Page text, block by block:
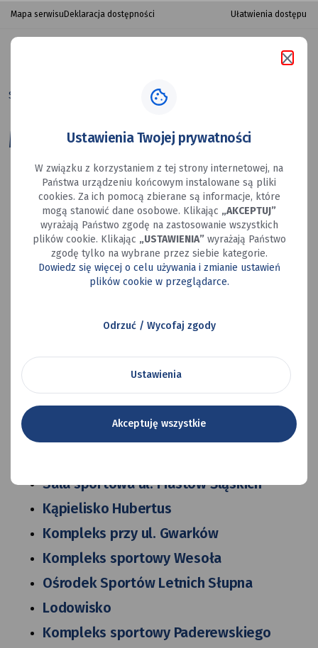
przejdź do nawigacji strony
przejdź do treści strony
przejdź do stopki strony
Mapa
Ośrodek
Sportu
i Rekreacji
w Mysłowicach
Mapa serwisu Deklaracja dostępności Ułatwienia dostępu
Strona główna
Menu główne
Strona Główna
O Nas
Historia MOSiR
Standardy Ochrony Małoletnich
O MOSiR - tekst łatwy do czytania (ETR)
Hala Widowiskowo-Sportowa
Sala Sportowa ul. Jasińskiego
Kompleks Sportowy Promenada
Sala sportowa ul. Piastów Śląskich
Kąpielisko Hubertus
Kompleks przy ul. Gwarków
Kompleks sportowy Wesoła
Ośrodek Sportów Letnich Słupna
Lodowisko
Kompleks sportowy Paderewskiego
Ustawienia Twojej prywatności
W związku z korzystaniem z tej strony internetowej, na
Państwa urządzeniu końcowym instalowane są pliki
cookies. Za ich pomocą zbierane są informacje, które
mogą stanowić dane osobowe. Klikając „AKCEPTUJ”
wyrażają Państwo zgodę na zastosowanie wszystkich
plików cookie. Klikając „USTAWIENIA”wyrażają Państwo
zgodę tylko na wybrane przez siebie kategorie.
Dowiedz się więcej o celu używania i zmianie ustawień
plików cookie w przeglądarce.
Odrzuć / Wycofaj zgody
Ustawienia
Akceptuję wszystkie